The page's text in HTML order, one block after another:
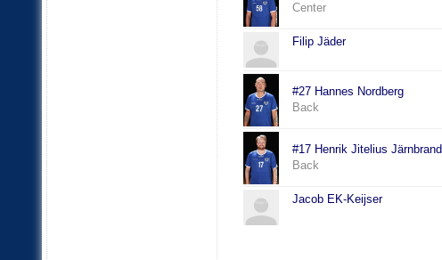
Center
Filip Jäder
#27 Hannes Nordberg
Back
#17 Henrik Jitelius Järnbrand
Back
Jacob EK-Keijser